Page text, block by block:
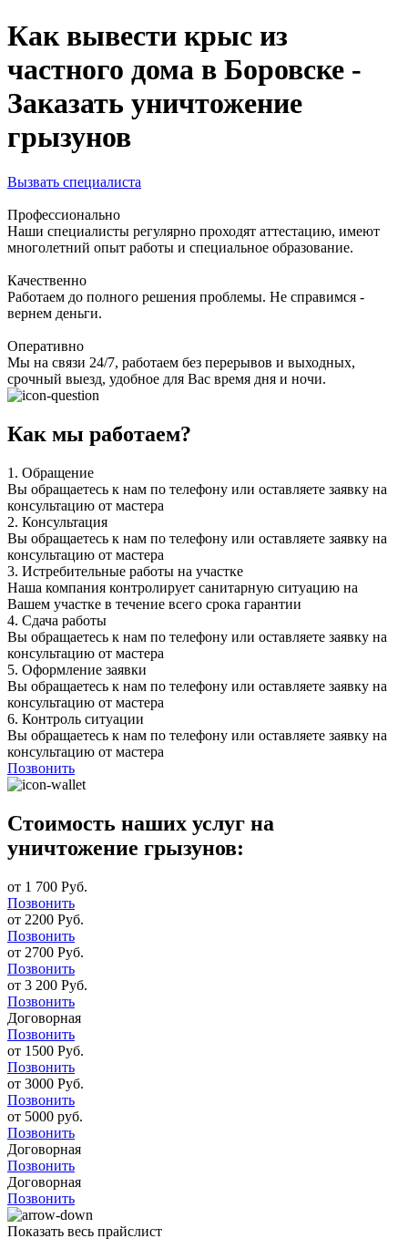
Как вывести крыс из
частного дома в Боровске -
Заказать уничтожение
грызунов
Вызвать специалиста
Профессионально
Наши специалисты регулярно проходят аттестацию, имеют
многолетний опыт работы и специальное образование.
Качественно
Работаем до полного решения проблемы. Не справимся -
вернем деньги.
Оперативно
Мы на связи 24/7, работаем без перерывов и выходных,
срочный выезд, удобное для Вас время дня и ночи.
Как мы работаем?
1. Обращение
Вы обращаетесь к нам по телефону или оставляете заявку на
консультацию от мастера
2. Консультация
Вы обращаетесь к нам по телефону или оставляете заявку на
консультацию от мастера
3. Истребительные работы на участке
Наша компания контролирует санитарную ситуацию на
Вашем участке в течение всего срока гарантии
4. Сдача работы
Вы обращаетесь к нам по телефону или оставляете заявку на
консультацию от мастера
5. Оформление заявки
Вы обращаетесь к нам по телефону или оставляете заявку на
консультацию от мастера
6. Контроль ситуации
Вы обращаетесь к нам по телефону или оставляете заявку на
консультацию от мастера
Позвонить
Стоимость наших услуг на
уничтожение грызунов:
от 1 700 Руб.
Позвонить
от 2200 Руб.
Позвонить
от 2700 Руб.
Позвонить
от 3 200 Руб.
Позвонить
Договорная
Позвонить
от 1500 Руб.
Позвонить
от 3000 Руб.
Позвонить
от 5000 руб.
Позвонить
Договорная
Позвонить
Договорная
Позвонить
Показать весь прайслист